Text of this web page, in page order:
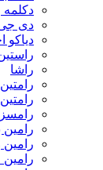
دی جی
دیاکو
راشا
رامسز
رامین